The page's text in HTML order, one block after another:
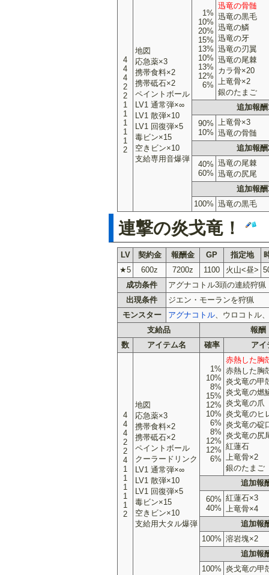
4
4
4
2
2
1
1
1
1
1
2
地図
応急薬×3
携帯食料×2
携帯砥石×2
ペイントボール
LV1 通常弾×∞
LV1 散弾×10
LV1 回復弾×5
毒ビン×15
空きビン×10
支給専用音爆弾
1%
10%
20%
15%
13%
10%
13%
12%
6%
迅竜の骨髄
迅竜の黒毛
迅竜の鱗
迅竜の牙
迅竜の刃翼
迅竜の尾棘
カラ骨×20
上竜骨×2
銀のたまご
追加報酬
90%
10%
上竜骨×3
迅竜の骨髄
追加報酬
40%
60%
迅竜の尾棘
迅竜の尻尾
追加報酬
100% 迅竜の黒毛
連撃の炎戈竜！
LV 契約金 報酬金 GP 指定地
★5
600z 7200z 1100 火山<昼>
成功条件
アグナコトル3頭の連続狩猟
出現条件
ジエン・モーランを狩猟
モンスター
アグナコトル、ウロコトル
支給品
報酬
数
アイテム名 確率 アイ
4
4
4
2
2
4
1
1
1
1
1
2
地図
応急薬×3
携帯食料×2
携帯砥石×2
ペイントボール
クーラードリンク
LV1 通常弾×∞
LV1 散弾×10
LV1 回復弾×5
毒ビン×15
空きビン×10
支給用大タル爆弾
1%
10%
8%
15%
12%
10%
6%
8%
12%
12%
6%
赤熱した胸
赤熱した胸
炎戈竜の甲
炎戈竜の燃
炎戈竜の爪
炎戈竜のヒ
炎戈竜の碇
炎戈竜の尻
紅蓮石
上竜骨×2
銀のたまご
追加報
60%
40%
紅蓮石×3
上竜骨×4
追加報
100% 溶岩塊×2
追加報
100% 炎戈竜の甲